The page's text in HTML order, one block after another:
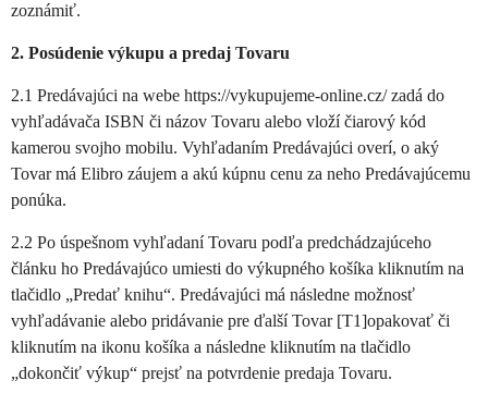
zoznámiť.
2. Posúdenie výkupu a predaj Tovaru
2.1 Predávajúci na webe https://vykupujeme-online.cz/ zadá do
vyhľadávača ISBN či názov Tovaru alebo vloží čiarový kód
kamerou svojho mobilu. Vyhľadaním Predávajúci overí, o aký
Tovar má Elibro záujem a akú kúpnu cenu za neho Predávajúcemu
ponúka.
2.2 Po úspešnom vyhľadaní Tovaru podľa predchádzajúceho
článku ho Predávajúco umiesti do výkupného košíka kliknutím na
tlačidlo „Predať knihu“. Predávajúci má následne možnosť
vyhľadávanie alebo pridávanie pre ďalší Tovar [T1]opakovať či
kliknutím na ikonu košíka a následne kliknutím na tlačidlo
„dokončiť výkup“ prejsť na potvrdenie predaja Tovaru.